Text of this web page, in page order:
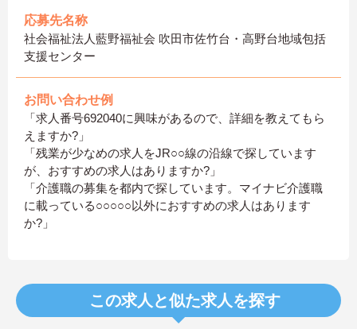
応募先名称
社会福祉法人藍野福祉会 吹田市佐竹台・高野台地域包括
支援センター
お問い合わせ例
「求人番号692040に興味があるので、詳細を教えてもら
えますか?」
「残業が少なめの求人をJR○○線の沿線で探しています
が、おすすめの求人はありますか?」
「介護職の募集を都内で探しています。マイナビ介護職
に載っている○○○○○以外におすすめの求人はあります
か?」
この求人と似た求人を探す